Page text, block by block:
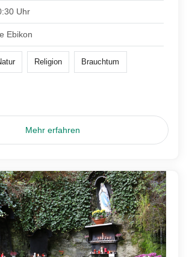
Uhr
Ebikon
Religion Brauchtum
Mehr erfahren